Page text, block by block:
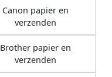
Canon papier en
verzenden
Brother papier en
verzenden